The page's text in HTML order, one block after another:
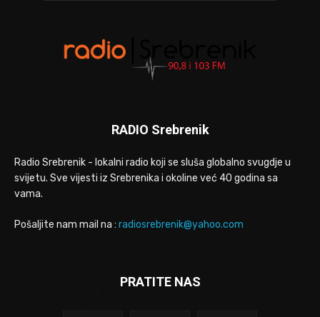
RADIO Srebrenik
Radio Srebrenik - lokalni radio koji se sluša globalno svugdje u
svijetu. Sve vijesti iz Srebrenika i okoline već 40 godina sa
vama.
Pošaljite nam mail na : radiosrebrenik@yahoo.com
PRATITE NAS